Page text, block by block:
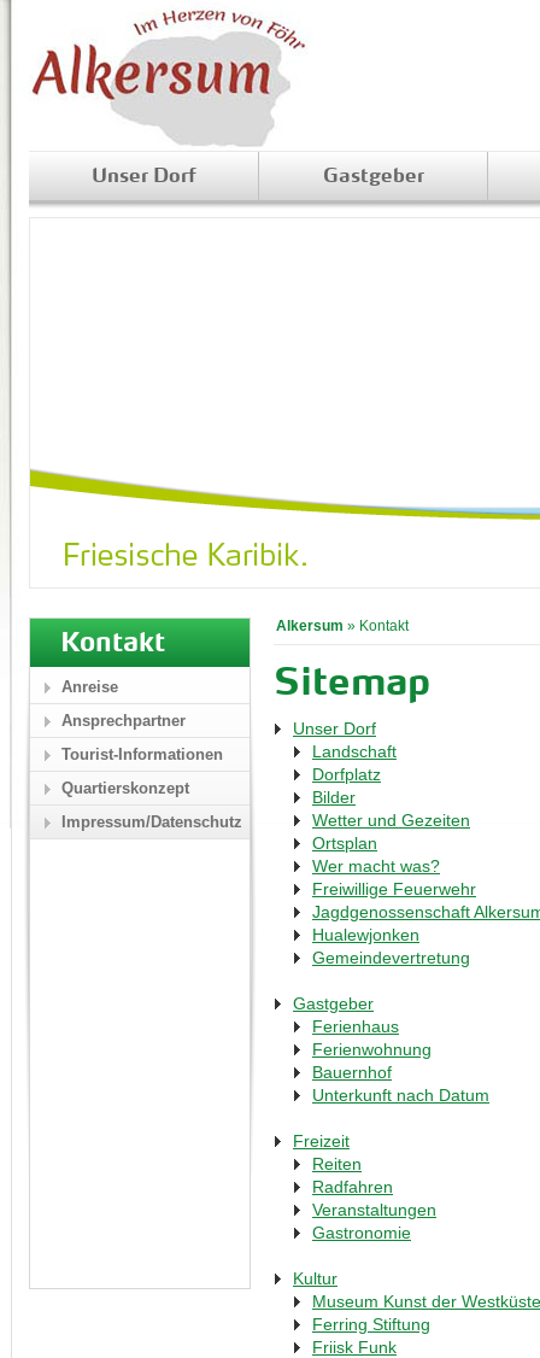
Unser Dorf Gastgeber
Alkersum » Kontakt
Sitemap
Unser Dorf
Landschaft
Dorfplatz
Bilder
Wetter und Gezeiten
Ortsplan
Wer macht was?
Freiwillige Feuerwehr
Jagdgenossenschaft
Hualewjonken
Gemeindevertretung
Gastgeber
Ferienhaus
Ferienwohnung
Bauernhof
Unterkunft nach Datum
Freizeit
Reiten
Radfahren
Veranstaltungen
Gastronomie
Kultur
Museum Kunst der Westküste
Ferring Stiftung
Friisk Funk
Kontakt
Anreise
Ansprechpartner
Tourist-Informationen
Quartierskonzept
Impressum/Datenschutz